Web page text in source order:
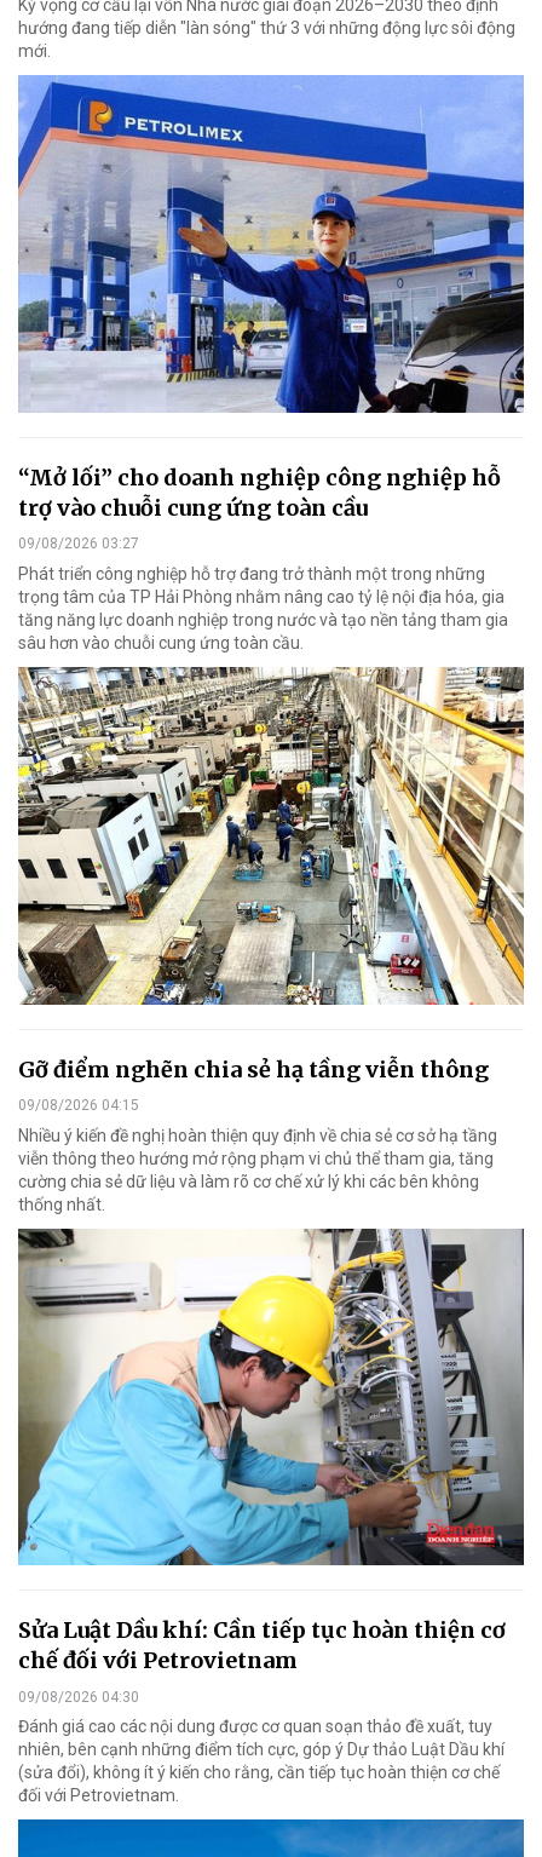
Kỳ vọng cơ cấu lại vốn Nhà nước giai đoạn 2026–2030 theo định
hướng đang tiếp diễn "làn sóng" thứ 3 với những động lực sôi động
mới.
“Mở lối” cho doanh nghiệp công nghiệp hỗ
trợ vào chuỗi cung ứng toàn cầu
09/08/2026 03:27
Phát triển công nghiệp hỗ trợ đang trở thành một trong những
trọng tâm của TP Hải Phòng nhằm nâng cao tỷ lệ nội địa hóa, gia
tăng năng lực doanh nghiệp trong nước và tạo nền tảng tham gia
sâu hơn vào chuỗi cung ứng toàn cầu.
Gỡ điểm nghẽn chia sẻ hạ tầng viễn thông
09/08/2026 04:15
Nhiều ý kiến đề nghị hoàn thiện quy định về chia sẻ cơ sở hạ tầng
viễn thông theo hướng mở rộng phạm vi chủ thể tham gia, tăng
cường chia sẻ dữ liệu và làm rõ cơ chế xử lý khi các bên không
thống nhất.
Sửa Luật Dầu khí: Cần tiếp tục hoàn thiện cơ
chế đối với Petrovietnam
09/08/2026 04:30
Đánh giá cao các nội dung được cơ quan soạn thảo đề xuất, tuy
nhiên, bên cạnh những điểm tích cực, góp ý Dự thảo Luật Dầu khí
(sửa đổi), không ít ý kiến cho rằng, cần tiếp tục hoàn thiện cơ chế
đối với Petrovietnam.